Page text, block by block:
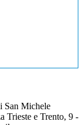
San Michele
Trieste e Trento, 9 -